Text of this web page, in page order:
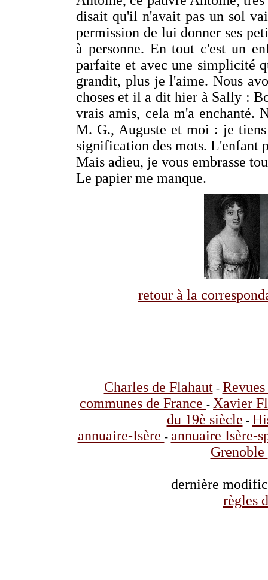
disait qu'il n'avait pas un sol
permission de lui donner ses
à personne. En tout c'est un
parfaite et avec une simplicité
grandit, plus je l'aime. Nous
choses et il a dit hier à Sally :
vrais amis, cela m'a enchanté.
M. G., Auguste et moi : je
signification des mots. L'enfant
Mais adieu, je vous embrasse
Le papier me manque.
retour à la
Charles de Flahaut-
communes de France - Xavier
du 19è siècle -
annuaire-Isère - annuaire Isère-
Grenoble
dernière
règles